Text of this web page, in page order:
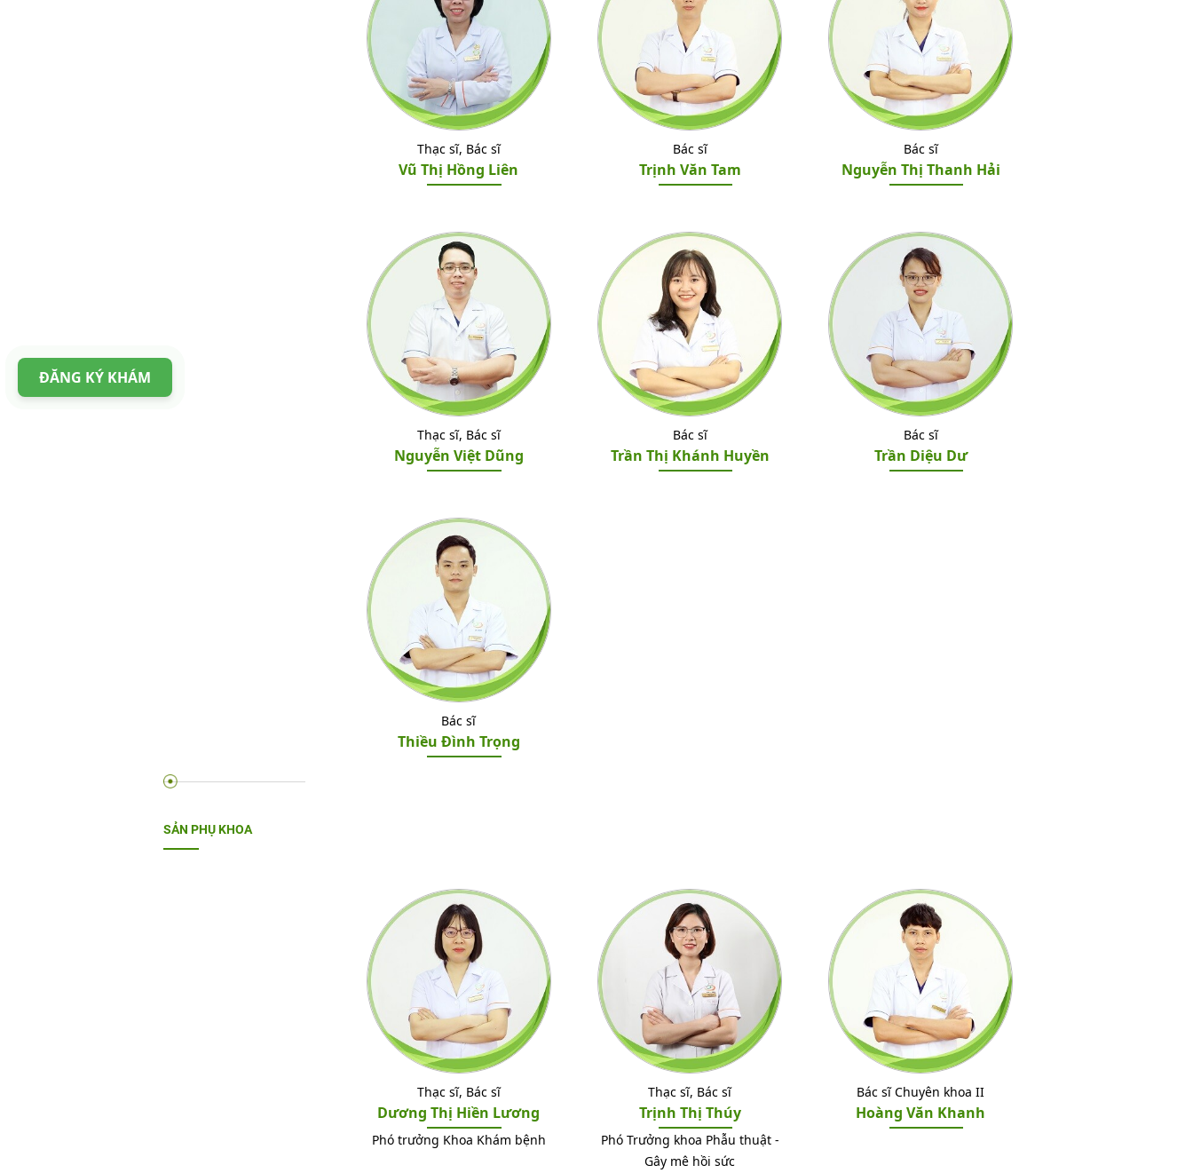
Thạc sĩ, Bác sĩ
Vũ Thị Hồng Liên
Bác sĩ
Trịnh Văn Tam
Bác sĩ
Nguyễn Thị Thanh Hải
Thạc sĩ, Bác sĩ
Nguyễn Việt Dũng
Bác sĩ
Trần Thị Khánh Huyền
Bác sĩ
Trần Diệu Dư
Bác sĩ
Thiều Đình Trọng
SẢN PHỤ KHOA
Thạc sĩ, Bác sĩ
Dương Thị Hiền Lương
Phó trưởng Khoa Khám bệnh
Thạc sĩ, Bác sĩ
Trịnh Thị Thúy
Phó Trưởng khoa Phẫu thuật -
Gây mê hồi sức
Bác sĩ Chuyên khoa II
Hoàng Văn Khanh
ĐĂNG KÝ KHÁM